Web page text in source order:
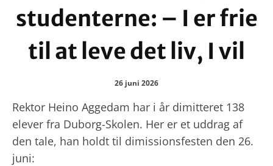
studenterne: – I er frie
til at leve det liv, I vil
26 juni 2026
Rektor Heino Aggedam har i år dimitteret 138
elever fra Duborg-Skolen. Her er et uddrag af
den tale, han holdt til dimissionsfesten den 26.
juni: